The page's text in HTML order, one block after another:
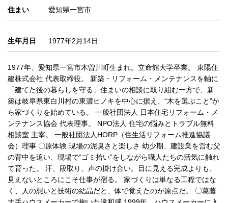
住まい 愛知県一宮市
生年月日 1977年2月14日
1977年、愛知県一宮市木曽川町生まれ。立命館大学卒業。 東陽住
建株式会社 代表取締役。 新築・リフォーム・メンテナンスを軸に
「建てた後の暮らしを守る」住まいの相談に取り組む一方で、新
築は岐阜県東白川村の東濃ヒノキを中心に据え、“木を選ぶこと”か
ら家づくりを始めている。 一般社団法人 日本住宅リフォーム・メ
ンテナンス協会 代表理事。 NPO法人 住宅の悩みとトラブル無料
相談室 主宰。 一般社団法人HORP（住生活リフォーム推進協議
会）理事 〇原体験 現場の泥臭さと楽しさ 幼少期、建設業を営む父
の背中を追い、現場で“ゴミ拾い”をしながら職人たちの活気に触れ
て育った。 汗、段取り、声の掛け合い。目に見える完成よりも、
見えないところにこそ仕事が宿る。 家づくりは単なる工程ではな
く、人の想いと技術の結晶だと、体で覚えたのが原点だ。 〇葛藤